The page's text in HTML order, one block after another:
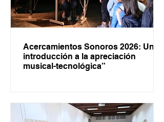
Acercamientos Sonoros 2026: Una
introducción a la apreciación
musical-tecnológica”